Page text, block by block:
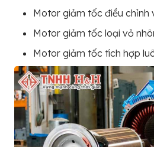
Motor giảm tốc điều chỉnh
Motor giảm tốc loại vỏ
Motor giảm tốc tích hợp